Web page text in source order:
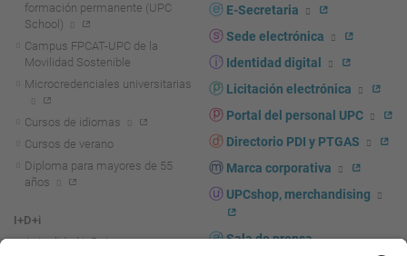
formación permanente (UPC
School)
Campus FPCAT-UPC de la
Movilidad Sostenible
Microcredenciales universitarias
Cursos de idiomas
Cursos de verano
Diploma para mayores de 55
años
I+D+i
Actualidad I+D+I
E-Secretaria
Sede electrónica
Identidad digital
Licitación electrónica
Portal del personal UPC
Directorio PDI y PTGAS
Marca corporativa
UPCshop, merchandising
Sala de prensa